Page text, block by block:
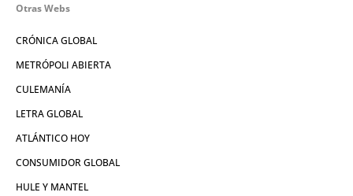
Otras Webs
CRÓNICA GLOBAL
METRÓPOLI ABIERTA
CULEMANÍA
LETRA GLOBAL
ATLÁNTICO HOY
CONSUMIDOR GLOBAL
HULE Y MANTEL